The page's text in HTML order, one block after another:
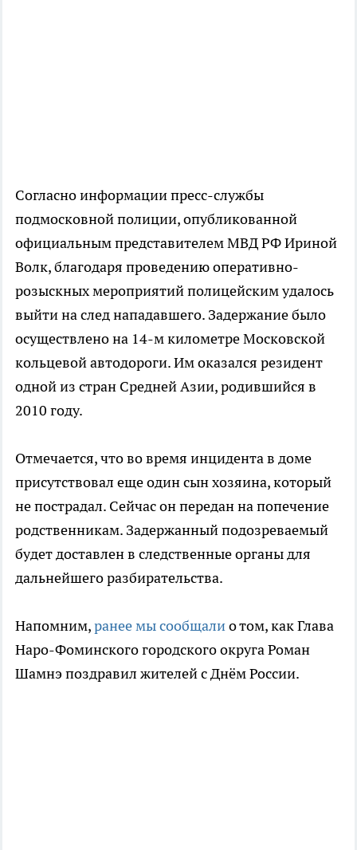
Согласно информации пресс-службы
подмосковной полиции, опубликованной
официальным представителем МВД РФ Ириной
Волк, благодаря проведению оперативно-
розыскных мероприятий полицейским удалось
выйти на след нападавшего. Задержание было
осуществлено на 14-м километре Московской
кольцевой автодороги. Им оказался резидент
одной из стран Средней Азии, родившийся в
2010 году.
Отмечается, что во время инцидента в доме
присутствовал еще один сын хозяина, который
не пострадал. Сейчас он передан на попечение
родственникам. Задержанный подозреваемый
будет доставлен в следственные органы для
дальнейшего разбирательства.
Напомним,ранее мы сообщалио том, как Глава
Наро-Фоминского городского округа Роман
Шамнэ поздравил жителей с Днём России.